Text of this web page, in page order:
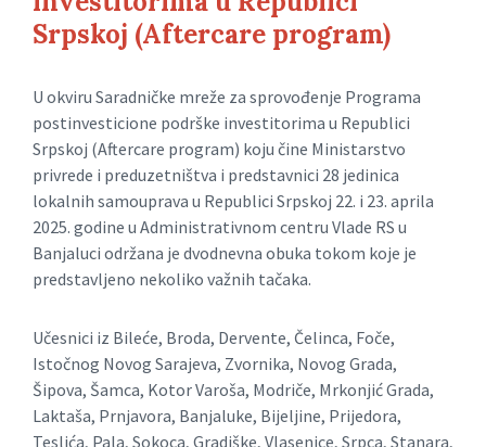
Srpskoj (Aftercare program)
U okviru Saradničke mreže za sprovođenje Programa
postinvesticione podrške investitorima u Republici
Srpskoj (Aftercare program) koju čine Ministarstvo
privrede i preduzetništva i predstavnici 28 jedinica
lokalnih samouprava u Republici Srpskoj 22. i 23. aprila
2025. godine u Administrativnom centru Vlade RS u
Banjaluci održana je dvodnevna obuka tokom koje je
predstavljeno nekoliko važnih tačaka.
Učesnici iz Bileće, Broda, Dervente, Čelinca, Foče,
Istočnog Novog Sarajeva, Zvornika, Novog Grada,
Šipova, Šamca, Kotor Varoša, Modriče, Mrkonjić Grada,
Laktaša, Prnjavora, Banjaluke, Bijeljine, Prijedora,
Teslića, Pala, Sokoca, Gradiške, Vlasenice, Srpca, Stanara,